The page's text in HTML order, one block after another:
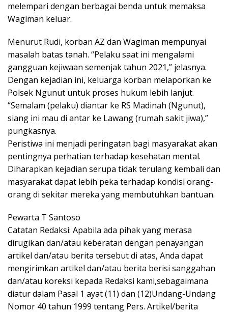
melempari dengan berbagai benda untuk memaksa
Wagiman keluar.
Menurut Rudi, korban AZ dan Wagiman mempunyai
masalah batas tanah. “Pelaku saat ini mengalami
gangguan kejiwaan semenjak tahun 2021,” jelasnya.
Dengan kejadian ini, keluarga korban melaporkan ke
Polsek Ngunut untuk proses hukum lebih lanjut.
“Semalam (pelaku) diantar ke RS Madinah (Ngunut),
siang ini mau di antar ke Lawang (rumah sakit jiwa),”
pungkasnya.
Peristiwa ini menjadi peringatan bagi masyarakat akan
pentingnya perhatian terhadap kesehatan mental.
Diharapkan kejadian serupa tidak terulang kembali dan
masyarakat dapat lebih peka terhadap kondisi orang-
orang di sekitar mereka yang membutuhkan bantuan.
Pewarta T Santoso
Catatan Redaksi: Apabila ada pihak yang merasa
dirugikan dan/atau keberatan dengan penayangan
artikel dan/atau berita tersebut di atas, Anda dapat
mengirimkan artikel dan/atau berita berisi sanggahan
dan/atau koreksi kepada Redaksi kami,sebagaimana
diatur dalam Pasal 1 ayat (11) dan (12)Undang-Undang
Nomor 40 tahun 1999 tentang Pers. Artikel/berita